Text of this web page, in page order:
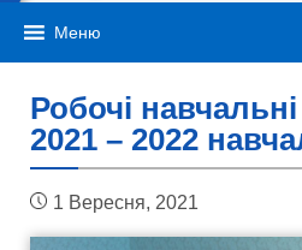
Меню
Робочі
2021 – 2022
1 Вересня, 2021